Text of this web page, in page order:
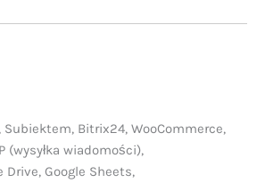
Subiektem, Bitrix24, WooCommerce,
(wysyłka wiadomości),
Drive, Google Sheets,